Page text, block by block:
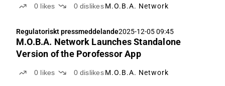
0 likes 0 dislikes M.O.B.A. Network
Regulatoriskt pressmeddelande2025-12-05 09:45
M.O.B.A. Network Launches Standalone
Version of the Porofessor App
0 likes 0 dislikes M.O.B.A. Network